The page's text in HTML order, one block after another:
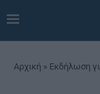
Αρχική » Εκδήλωση